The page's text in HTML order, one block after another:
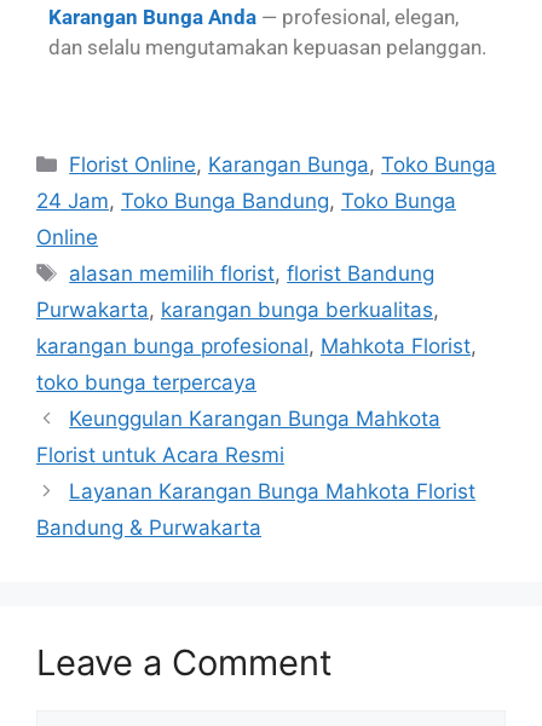
Karangan Bunga Anda — profesional, elegan,
dan selalu mengutamakan kepuasan pelanggan.
Florist Online, Karangan Bunga,Toko Bunga
24 Jam, Toko Bunga Bandung, Toko Bunga
Online
alasan memilih florist,florist Bandung
Purwakarta, karangan bunga berkualitas,
karangan bunga profesional, Mahkota Florist,
toko bunga terpercaya
Keunggulan Karangan Bunga Mahkota
Florist untuk Acara Resmi
Layanan Karangan Bunga Mahkota Florist
Bandung & Purwakarta
Leave a Comment